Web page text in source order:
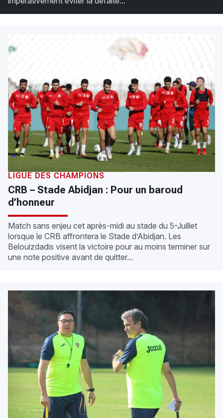
LIGUE DES CHAMPIONS
CRB – Stade Abidjan : Pour un baroud
d’honneur
Match sans enjeu cet après-midi au stade du 5-Juillet
lorsque le CRB affrontera le Stade d’Abidjan. Les
Belouizdadis visent la victoire pour au moins terminer sur
une note positive avant de quitter...